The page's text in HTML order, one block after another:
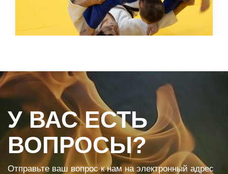
У ВАС ЕСТЬ
ВОПРОСЫ?
Отправьте ваш вопрос к нам на электронный адрес